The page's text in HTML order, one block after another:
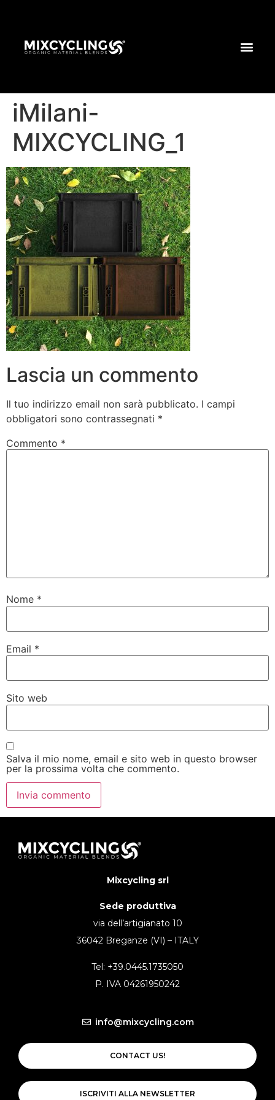
iMilani-
MIXCYCLING_1
Lascia un commento
Il tuo indirizzo email non sarà pubblicato. I campi
obbligatori sono contrassegnati *
Commento *
Nome *
Email *
Sito web
Salva il mio nome, email e sito web in questo browser
per la prossima volta che commento.
Mixcycling srl
Sede produttiva
via dell’artigianato 10
36042 Breganze (VI) – ITALY
Tel: +39.0445.1735050
P. IVA 04261950242
info@mixcycling.com
CONTACT US!
ISCRIVITI ALLA NEWSLETTER